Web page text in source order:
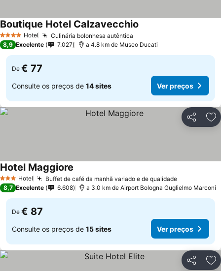
4 EstrelasHotel Culinária bolonhesa autêntica
Boutique Hotel Calzavecchio
8,9 Excelente 7.027 a 4.8 km de Museo Ducati
De € 77
Consulte os preços de 14 sites Ver preços
Partilhar
3 EstrelasHotel Buffet de café da manhã variado e de qualidade
Hotel Maggiore
8,7 Excelente 6.608 a 3.0 km de Airport Bologna Guglielmo Marconi
De € 87
Consulte os preços de 15 sites Ver preços
Partilhar